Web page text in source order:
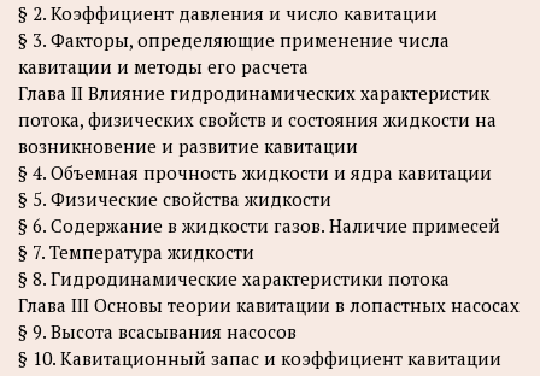
§ 2. Коэффициент давления и число кавитации
§ 3. Факторы, определяющие применение числа
кавитации и методы его расчета
Глава II Влияние гидродинамических характеристик
потока, физических свойств и состояния жидкости на
возникновение и развитие кавитации
§ 4. Объемная прочность жидкости и ядра кавитации
§ 5. Физические свойства жидкости
§ 6. Содержание в жидкости газов. Наличие примесей
§ 7. Температура жидкости
§ 8. Гидродинамические характеристики потока
Глава III Основы теории кавитации в лопастных насосах
§ 9. Высота всасывания насосов
§ 10. Кавитационный запас и коэффициент кавитации